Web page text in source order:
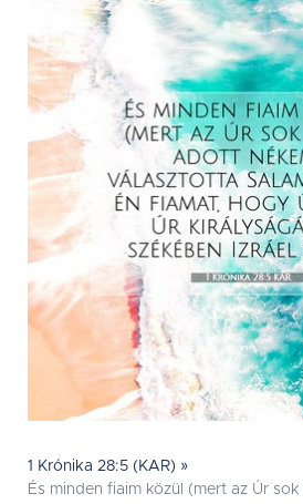
1 Krónika 28:5 (KAR) »
És minden fiaim közül (mert az Úr